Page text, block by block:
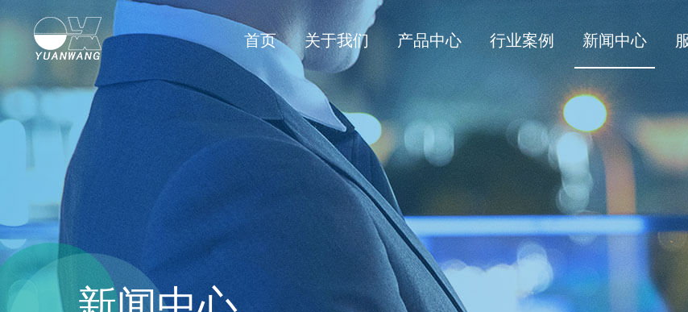
首页 关于我们 产品中心 行业案例 新闻中心